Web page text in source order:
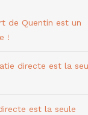
de Quentin est un
!
directe est la
est la seule